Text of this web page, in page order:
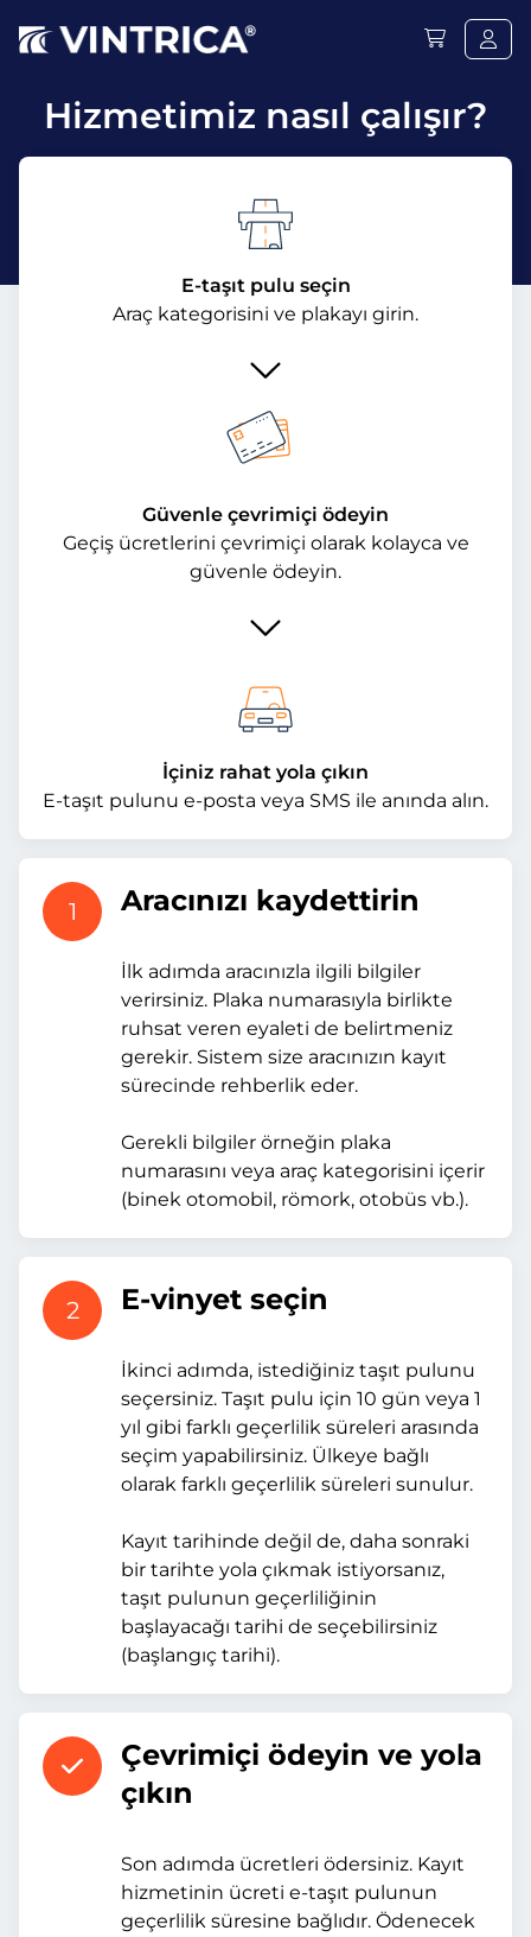
Hizmetimiz nasıl çalışır?
E-taşıt pulu seçin
Araç kategorisini ve plakayı girin.
Güvenle çevrimiçi ödeyin
Geçiş ücretlerini çevrimiçi olarak kolayca ve
güvenle ödeyin.
İçiniz rahat yola çıkın
E-taşıt pulunu e-posta veya SMS ile anında alın.
1 Aracınızı kaydettirin
İlk adımda aracınızla ilgili bilgiler
verirsiniz. Plaka numarasıyla birlikte
ruhsat veren eyaleti de belirtmeniz
gerekir. Sistem size aracınızın kayıt
sürecinde rehberlik eder.
Gerekli bilgiler örneğin plaka
numarasını veya araç kategorisini içerir
(binek otomobil, römork, otobüs vb.).
2 E-vinyet seçin
İkinci adımda, istediğiniz taşıt pulunu
seçersiniz. Taşıt pulu için 10 gün veya 1
yıl gibi farklı geçerlilik süreleri arasında
seçim yapabilirsiniz. Ülkeye bağlı
olarak farklı geçerlilik süreleri sunulur.
Kayıt tarihinde değil de, daha sonraki
bir tarihte yola çıkmak istiyorsanız,
taşıt pulunun geçerliliğinin
başlayacağı tarihi de seçebilirsiniz
(başlangıç tarihi).
Çevrimiçi ödeyin ve yola
çıkın
Son adımda ücretleri ödersiniz. Kayıt
hizmetinin ücreti e-taşıt pulunun
geçerlilik süresine bağlıdır. Ödenecek